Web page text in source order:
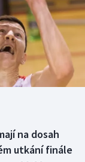
na dosah
utkání finále